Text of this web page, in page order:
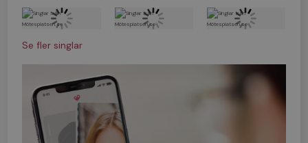
Se fler singlar